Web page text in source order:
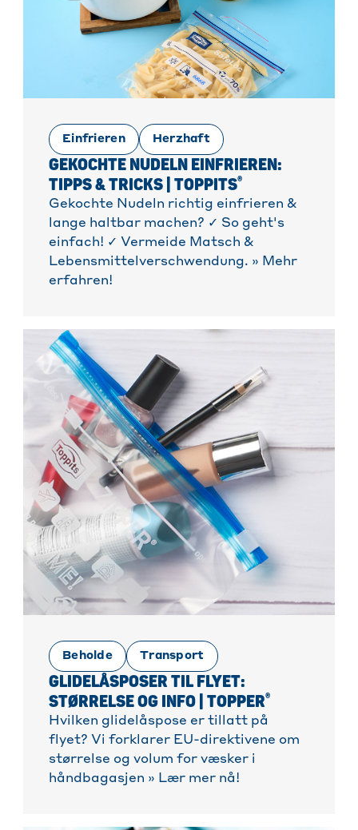
Einfrieren Herzhaft
GEKOCHTE NUDELN EINFRIEREN:
TIPPS & TRICKS | TOPPITS®
Gekochte Nudeln richtig einfrieren &
lange haltbar machen? ✓ So geht's
einfach! ✓ Vermeide Matsch &
Lebensmittelverschwendung. » Mehr
erfahren!
Beholde Transport
GLIDELÅSPOSER TIL FLYET:
STØRRELSE OG INFO | TOPPER®
Hvilken glidelåspose er tillatt på
flyet? Vi forklarer EU-direktivene om
størrelse og volum for væsker i
håndbagasjen » Lær mer nå!